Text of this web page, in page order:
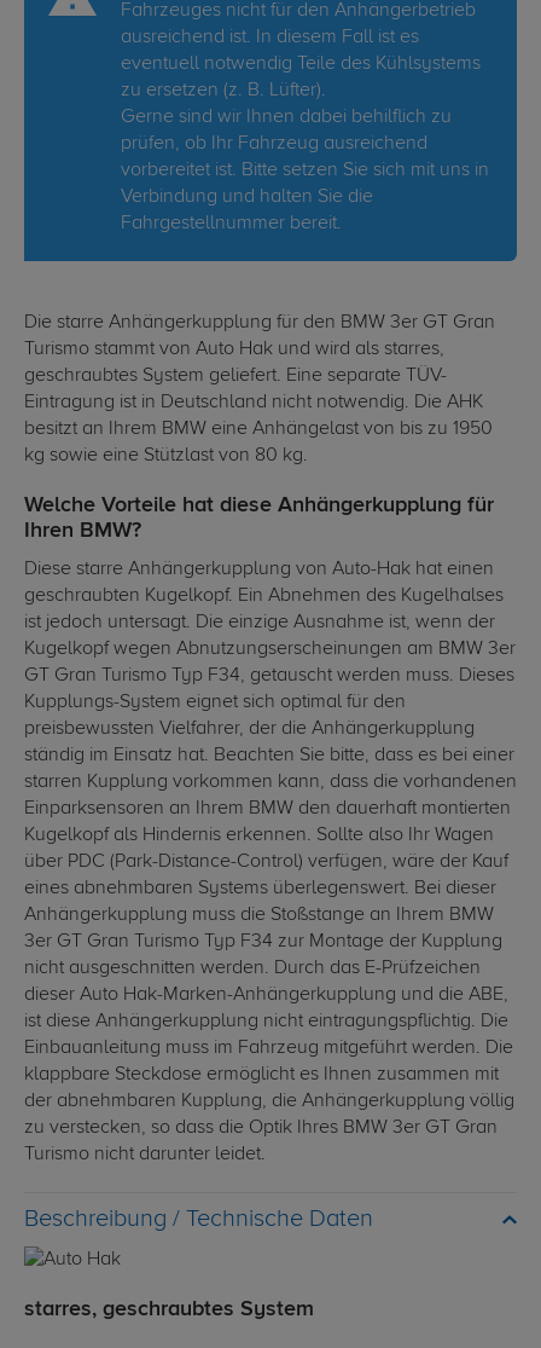
Fahrzeuges nicht für den Anhängerbetrieb
ausreichend ist. In diesem Fall ist es
eventuell notwendig Teile des Kühlsystems
zu ersetzen (z. B. Lüfter).
Gerne sind wir Ihnen dabei behilflich zu
prüfen, ob Ihr Fahrzeug ausreichend
vorbereitet ist. Bitte setzen Sie sich mit uns in
Verbindung und halten Sie die
Fahrgestellnummer bereit.
Die starre Anhängerkupplung für den BMW 3er GT Gran
Turismo stammt von Auto Hak und wird als starres,
geschraubtes System geliefert. Eine separate TÜV-
Eintragung ist in Deutschland nicht notwendig. Die AHK
besitzt an Ihrem BMW eine Anhängelast von bis zu 1950
kg sowie eine Stützlast von 80 kg.
Welche Vorteile hat diese Anhängerkupplung für
Ihren BMW?
Diese starre Anhängerkupplung von Auto-Hak hat einen
geschraubten Kugelkopf. Ein Abnehmen des Kugelhalses
ist jedoch untersagt. Die einzige Ausnahme ist, wenn der
Kugelkopf wegen Abnutzungserscheinungen am BMW 3er
GT Gran Turismo Typ F34, getauscht werden muss. Dieses
Kupplungs-System eignet sich optimal für den
preisbewussten Vielfahrer, der die Anhängerkupplung
ständig im Einsatz hat. Beachten Sie bitte, dass es bei einer
starren Kupplung vorkommen kann, dass die vorhandenen
Einparksensoren an Ihrem BMW den dauerhaft montierten
Kugelkopf als Hindernis erkennen. Sollte also Ihr Wagen
über PDC (Park-Distance-Control) verfügen, wäre der Kauf
eines abnehmbaren Systems überlegenswert. Bei dieser
Anhängerkupplung muss die Stoßstange an Ihrem BMW
3er GT Gran Turismo Typ F34 zur Montage der Kupplung
nicht ausgeschnitten werden. Durch das E-Prüfzeichen
dieser Auto Hak-Marken-Anhängerkupplung und die ABE,
ist diese Anhängerkupplung nicht eintragungspflichtig. Die
Einbauanleitung muss im Fahrzeug mitgeführt werden. Die
klappbare Steckdose ermöglicht es Ihnen zusammen mit
der abnehmbaren Kupplung, die Anhängerkupplung völlig
zu verstecken, so dass die Optik Ihres BMW 3er GT Gran
Turismo nicht darunter leidet.
Technische Daten
starres, geschraubtes System